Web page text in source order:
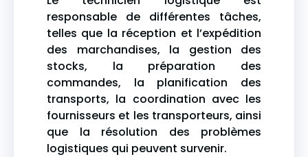
responsable de différentes tâches,
telles que la réception et l’expédition
des marchandises, la gestion des
stocks, la préparation des
commandes, la planification des
transports, la coordination avec les
fournisseurs et les transporteurs, ainsi
que la résolution des problèmes
logistiques qui peuvent survenir.